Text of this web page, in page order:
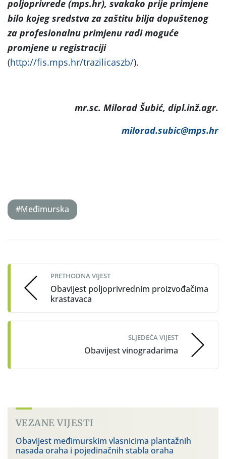
poljoprivrede (mps.hr), svakako prije primjene
bilo kojeg sredstva za zaštitu bilja dopuštenog
za profesionalnu primjenu radi moguće
promjene u registraciji
(http://fis.mps.hr/trazilicaszb/).
mr.sc. Milorad Šubić, dipl.inž.agr.
milorad.subic@mps.hr
#Međimurska
navigation
PRETHODNA VIJEST
Obavijest poljoprivrednim proizvođačima
krastavaca
SLJEDEĆA VIJEST
Obavijest vinogradarima
VEZANE VIJESTI
Obavijest međimurskim vlasnicima plantažnih
nasada oraha i pojedinačnih stabla oraha